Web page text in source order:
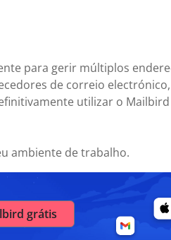
para gerir múltiplos
de correio
utilizar o
ambiente de trabalho.
grátis